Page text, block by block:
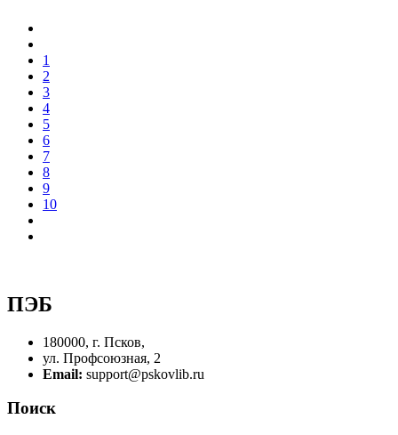
1
2
3
4
5
6
7
8
9
10
ПЭБ
180000, г. Псков,
ул. Профсоюзная, 2
Email: support@pskovlib.ru
Поиск